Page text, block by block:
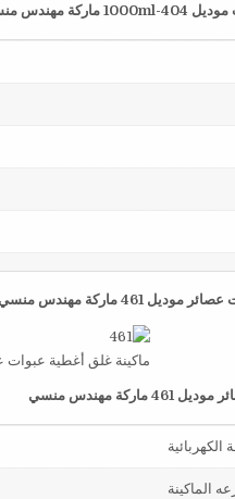
موديل 404-1000ml ماركة مهندس
ماركة مهندس منسي
ماكينة غلق أغطية عبوات
مهندس منسي
الكهربائية
الماكينة